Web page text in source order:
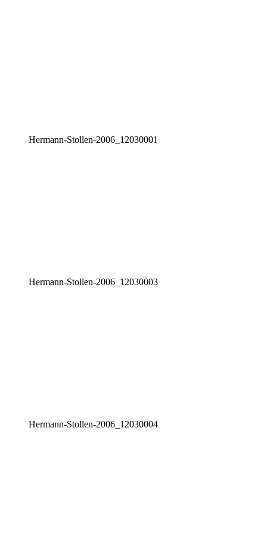
Her­mann-Stol­len-2006_12030001
Her­mann-Stol­len-2006_12030003
Her­mann-Stol­len-2006_12030004